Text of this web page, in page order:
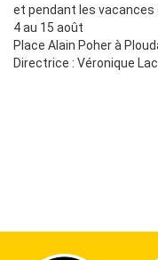
et pendant les vacances
4 au 15 août
Place Alain Poher à
Directrice : Véronique